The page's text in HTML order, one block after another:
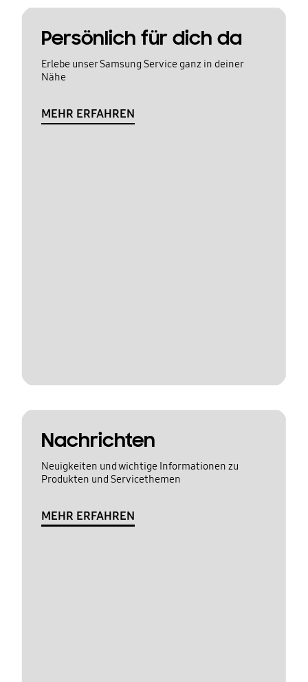
Persönlich für dich da
Erlebe unser Samsung Service ganz in deiner
Nähe
MEHR ERFAHREN
Nachrichten
Neuigkeiten und wichtige Informationen zu
Produkten und Servicethemen
MEHR ERFAHREN